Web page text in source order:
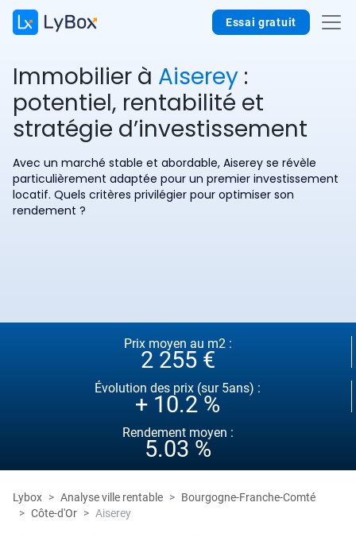
Essai gratuit
Immobilier à Aiserey :
potentiel, rentabilité et
stratégie d’investissement
Avec un marché stable et abordable, Aiserey se révèle
particulièrement adaptée pour un premier investissement
locatif. Quels critères privilégier pour optimiser son
rendement ?
Prix moyen au m2 :
2 255 €
Évolution des prix (sur 5ans) :
+ 10.2 %
Rendement moyen :
5.03 %
Lybox Analyse ville rentable
Bourgogne-Franche-Comté
Côte-d'Or
Aiserey